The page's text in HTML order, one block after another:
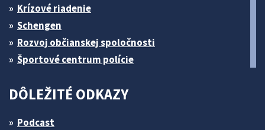
Krízové riadenie
Schengen
Rozvoj občianskej spoločnosti
Športové centrum polície
DÔLEŽITÉ ODKAZY
Podcast